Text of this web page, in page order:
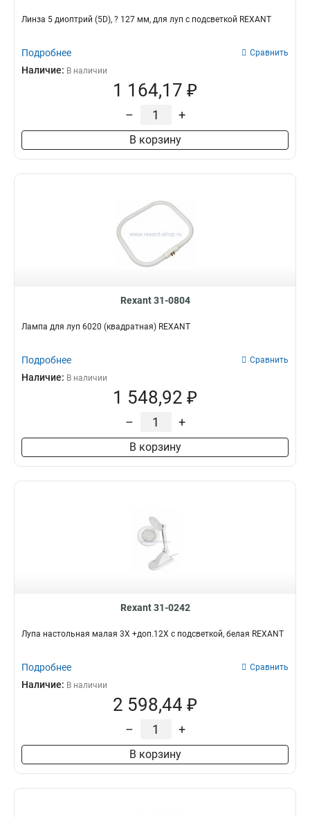
Линза 5 диоптрий (5D), ? 127 мм, для луп с подсветкой REXANT
Подробнее Сравнить
Наличие: В наличии
1 164,17 ₽
– +
В корзину
Rexant 31-0804
Лампа для луп 6020 (квадратная) REXANT
Подробнее Сравнить
Наличие: В наличии
1 548,92 ₽
– +
В корзину
Rexant 31-0242
Лупа настольная малая 3Х +доп.12Х с подсветкой, белая REXANT
Подробнее Сравнить
Наличие: В наличии
2 598,44 ₽
– +
В корзину